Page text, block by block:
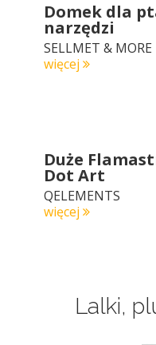
Domek dla
narzędzi
SELLMET & MORE
więcej
Duże
Dot Art
QELEMENTS
więcej
Lalki,